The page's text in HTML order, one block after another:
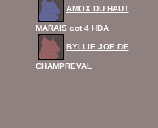
AMOX DU HAUT
MARAIS cot 4 HDA
BYLLIE JOE DE
CHAMPREVAL